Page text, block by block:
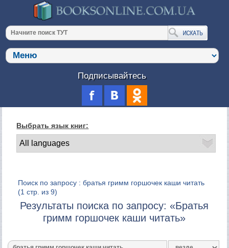
Подписывайтесь
Выбрать язык книг:
Поиск по запросу : братья гримм горшочек каши читать
(1 стр. из 9)
Результаты поиска по запросу: «Братья
гримм горшочек каши читать»